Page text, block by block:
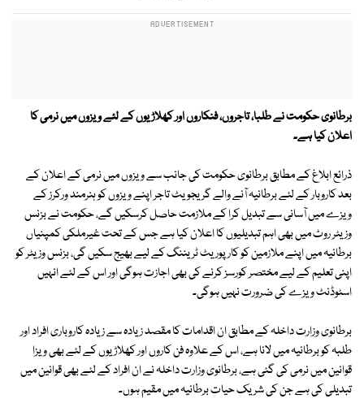
برطانوی حكومت نے طلبا، تاجروں، فنكاروں اور كھلاڑيوں كے لئے ويزوں ميں نرمی كا
اعلان کیا ہے۔
ذرائع ابلاغ كے مطابق برطانوی حکومت کی جانب سے ویزوں میں نرمی کے اعلان کے
بعد كاروبار كے لئے برطانيہ آنے والے گريجويٹ تاجر اپنے ويزوں كو ہنرمند وركرز كے
ويزے ميں آسانی سے تبديل كرا كے ملازمت حاصل كرسكيں گے، حكومت نے بزنس
وزيٹر روٹ ميں بھی اہم تبديليوں كا اعلان كيا ہے جس كے تحت غيرملكی كمپنياں
برطانيہ ميں اپنے ملازمين كو كارپوريٹ ٹريننگ كے ليے بھيج سكيں گی، بزنس وزيٹر كو
اپنی تعليم كے ليے مختصر كورسز كرنے كی بھی اجازت ہوگی اور اس كے لئے انہيں
اسٹوڈنٹ ويزے كی ضرورت نہيں ہوگی۔
برطانوی وزارت داخلہ كے مطابق ان اقدامات كا مقصد زيادہ سے زيادہ كاروباری افراد اور
طلبہ كو برطانيہ ميں لانا ہے، اس كے علاوہ فن كاروں اور كھلاڑيوں كے لئے بھی ويزا
قوانين ميں نرمی كی گئی ہے، برطانوی وزارت داخلہ نے ان افراد كے لئے بھی قوانين ميں
تبديلی كی ہے جن كی شريک حیات برطانيہ ميں مقيم ہوں۔